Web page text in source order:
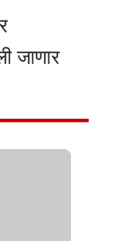
जाणार